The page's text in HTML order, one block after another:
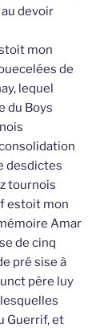
devoir
mon
de
lequel
du Boys
desdictes
tournois
estoit mon
Amar
de cinq
pré sise à
père luy
Guerrif, et